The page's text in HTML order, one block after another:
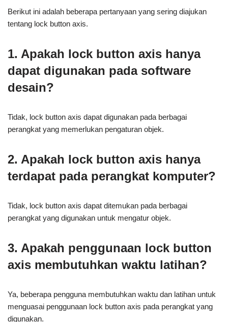
Berikut ini adalah beberapa pertanyaan yang sering diajukan
tentang lock button axis.
1. Apakah lock button axis hanya
dapat digunakan pada software
desain?
Tidak, lock button axis dapat digunakan pada berbagai
perangkat yang memerlukan pengaturan objek.
2. Apakah lock button axis hanya
terdapat pada perangkat komputer?
Tidak, lock button axis dapat ditemukan pada berbagai
perangkat yang digunakan untuk mengatur objek.
3. Apakah penggunaan lock button
axis membutuhkan waktu latihan?
Ya, beberapa pengguna membutuhkan waktu dan latihan untuk
menguasai penggunaan lock button axis pada perangkat yang
digunakan.